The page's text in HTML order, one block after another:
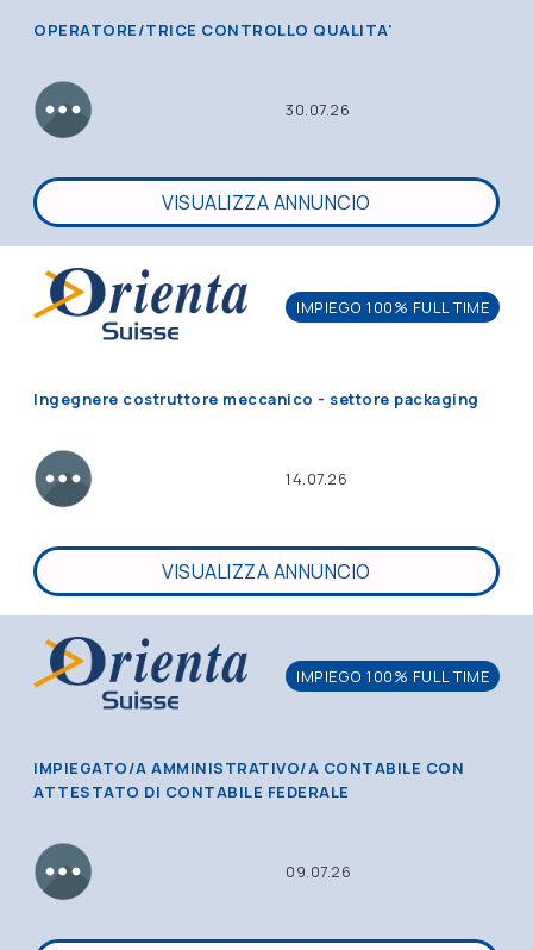
OPERATORE/TRICE CONTROLLO QUALITA'
30.07.26
VISUALIZZA ANNUNCIO
IMPIEGO 100% FULL TIME
Ingegnere costruttore meccanico - settore packaging
14.07.26
VISUALIZZA ANNUNCIO
IMPIEGO 100% FULL TIME
IMPIEGATO/A AMMINISTRATIVO/A CONTABILE CON
ATTESTATO DI CONTABILE FEDERALE
09.07.26